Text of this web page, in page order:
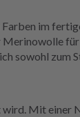
Farben im
für
sowohl zum
Mit einer